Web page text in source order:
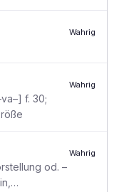
Wahrig
f. 30;
Wahrig
od. –
Wahrig